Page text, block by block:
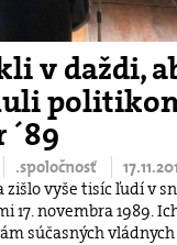
v daždi,
.spoločnosť
zišlo vyše tisíc ľudí v
17. novembra 1989.
súčasných